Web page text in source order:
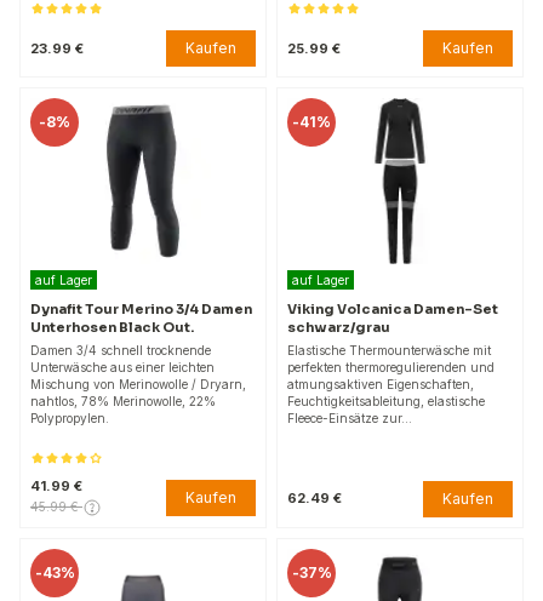
23.99 € Kaufen 25.99 € Kaufen
-8%
auf Lager
Dynafit Tour Merino 3/4 Damen
Unterhosen Black Out.
Damen 3/4 schnell trocknende
Unterwäsche aus einer leichten
Mischung von Merinowolle / Dryarn,
nahtlos, 78% Merinowolle, 22%
Polypropylen.
41.99 €
45.99 € Kaufen
-41%
auf Lager
Viking Volcanica Damen-Set
schwarz/grau
Elastische Thermounterwäsche mit
perfekten thermoregulierenden und
atmungsaktiven Eigenschaften,
Feuchtigkeitsableitung, elastische
Fleece-Einsätze zur…
62.49 € Kaufen
-43% -37%